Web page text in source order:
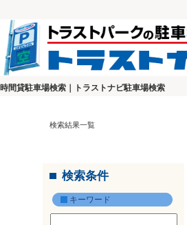
時間貸駐車場検索｜トラストナビ駐車場検索
検索結果一覧
検索条件
キーワード